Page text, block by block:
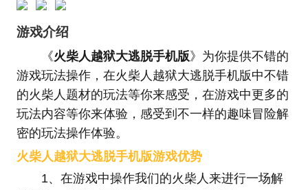
游戏介绍
《火柴人越狱大逃脱手机版》为你提供不错的
游戏玩法操作，在火柴人越狱大逃脱手机版中不错
的火柴人题材的玩法等你来感受，在游戏中更多的
玩法内容等你来体验，感受到不一样的趣味冒险解
密的玩法操作体验。
火柴人越狱大逃脱手机版游戏优势
1、在游戏中操作我们的火柴人来进行一场解